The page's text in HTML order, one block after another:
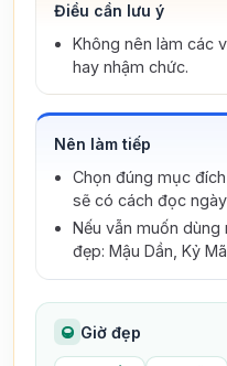
Điều cần lưu ý
Không nên làm các
hay nhậm chức.
Nên làm tiếp
Chọn đúng mục
sẽ có cách đọc
Nếu vẫn muốn
đẹp: Mậu Dần, Kỷ
Giờ đẹp